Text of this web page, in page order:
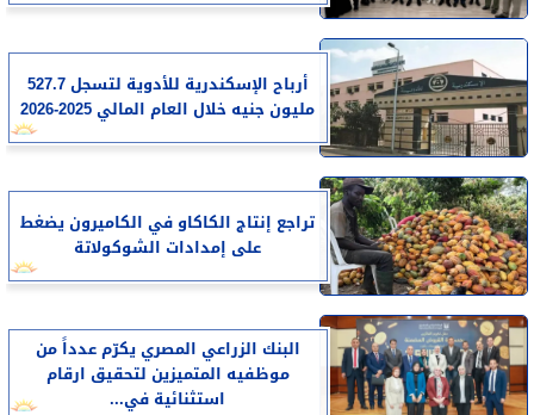
أرباح الإسكندرية للأدوية لتسجل 527.7
مليون جنيه خلال العام المالي 2025-2026
تراجع إنتاج الكاكاو في الكاميرون يضغط
على إمدادات الشوكولاتة
البنك الزراعي المصري يكرّم عدداً من
موظفيه المتميزين لتحقيق ارقام
استثنائية في...